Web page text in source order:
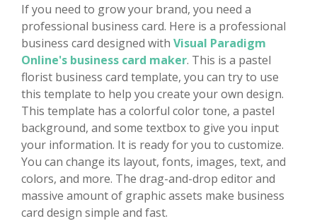
If you need to grow your brand, you need a
professional business card. Here is a professional
business card designed with Visual Paradigm
Online's business card maker. This is a pastel
florist business card template, you can try to use
this template to help you create your own design.
This template has a colorful color tone, a pastel
background, and some textbox to give you input
your information. It is ready for you to customize.
You can change its layout, fonts, images, text, and
colors, and more. The drag-and-drop editor and
massive amount of graphic assets make business
card design simple and fast.